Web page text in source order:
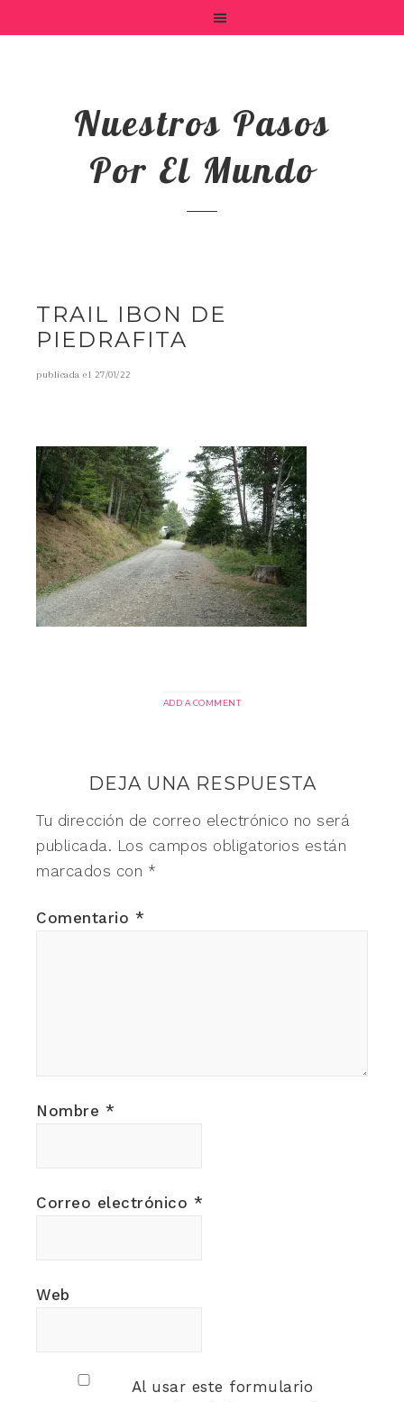
Nuestros Pasos
Por El Mundo
TRAIL IBON DE
PIEDRAFITA
publicada el 27/01/22
ADD A COMMENT
DEJA UNA RESPUESTA
Tu dirección de correo electrónico no será
publicada. Los campos obligatorios están
marcados con *
Comentario *
Nombre *
Correo electrónico *
Web
Al usar este formulario